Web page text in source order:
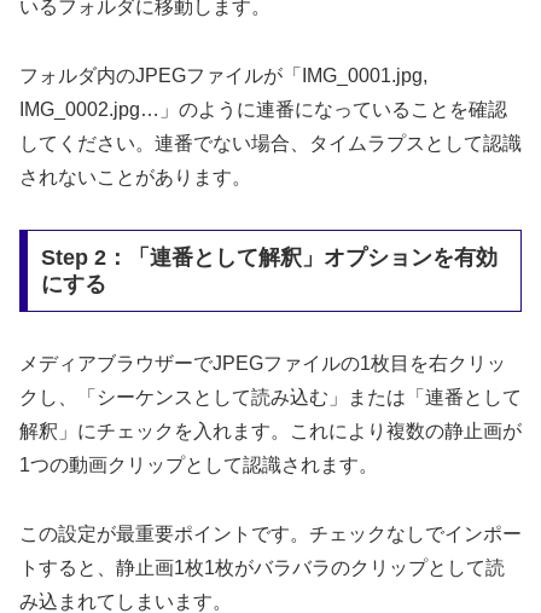
いるフォルダに移動します。
フォルダ内のJPEGファイルが「IMG_0001.jpg,
IMG_0002.jpg…」のように連番になっていることを確認
してください。連番でない場合、タイムラプスとして認識
されないことがあります。
Step 2：「連番として解釈」オプションを有効
にする
メディアブラウザーでJPEGファイルの1枚目を右クリッ
クし、「シーケンスとして読み込む」または「連番として
解釈」にチェックを入れます。これにより複数の静止画が
1つの動画クリップとして認識されます。
この設定が最重要ポイントです。チェックなしでインポー
トすると、静止画1枚1枚がバラバラのクリップとして読
み込まれてしまいます。